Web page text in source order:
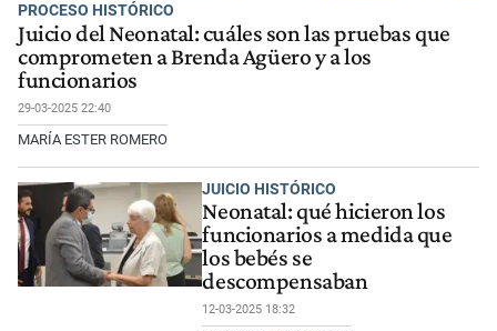
PROCESO HISTÓRICO
Juicio del Neonatal: cuáles son las pruebas que
comprometen a Brenda Agüero y a los
funcionarios
29-03-2025 22:40
MARÍA ESTER ROMERO
JUICIO HISTÓRICO
Neonatal: qué hicieron los
funcionarios a medida que
los bebés se
descompensaban
12-03-2025 18:32